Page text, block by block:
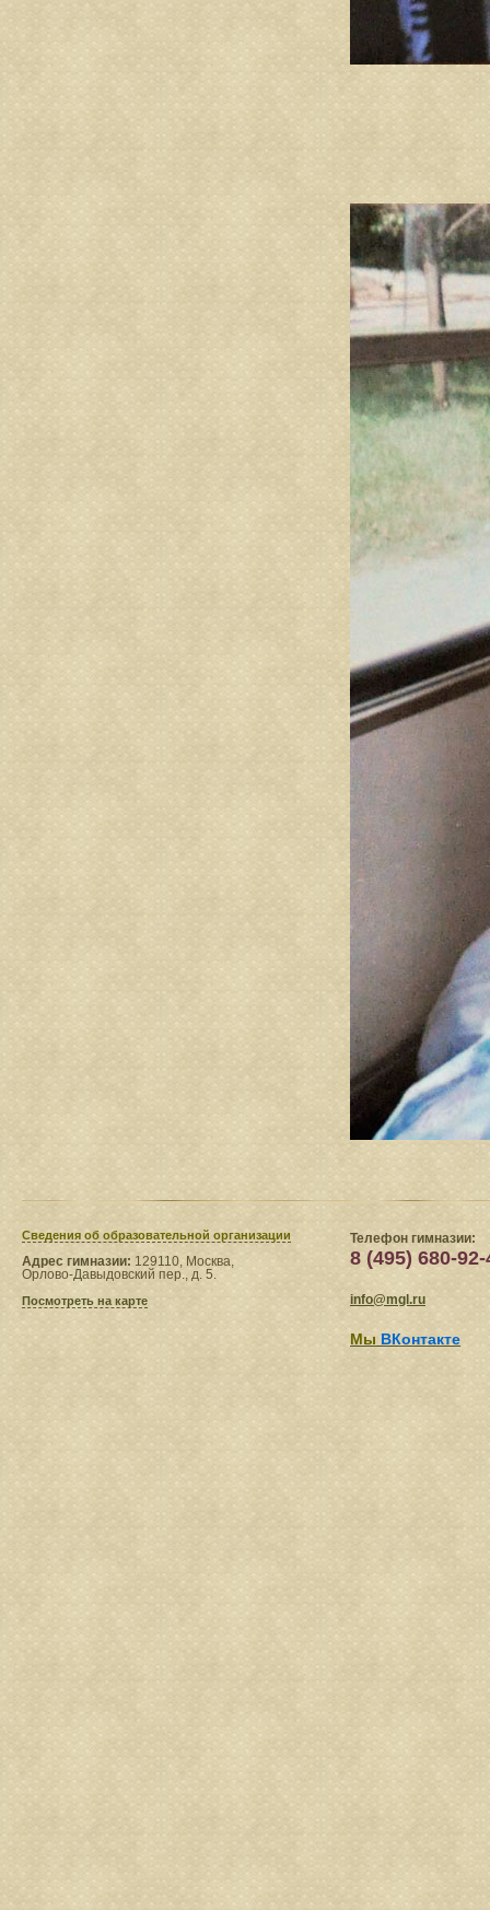
Сведения​ об образовательной организации
Адрес гимназии: 129110, Москва,
Орлово-Давыдовский пер., д. 5.
Посмотреть на карте
Телефон гимназии:
8 (495) 680-92-
info@mgl.ru
Мы ВКонтакте